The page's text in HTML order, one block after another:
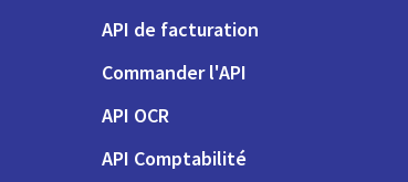
API de facturation
Commander l'API
API OCR
API Comptabilité